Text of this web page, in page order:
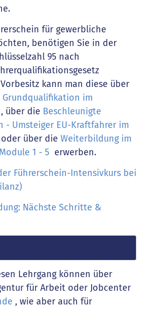
für gewerbliche
benötigen Sie in der
95 nach
Vorbesitz kann man diese über
Grundqualifikation im
, über die Beschleunigte
- Umsteiger EU-Kraftfahrer im
oder über die Weiterbildung im
1 - 5 erwerben.
Führerschein-Intensivkurs bei
Nächste Schritte &
Lehrgang können über
für Arbeit oder Jobcenter
, wie aber auch für